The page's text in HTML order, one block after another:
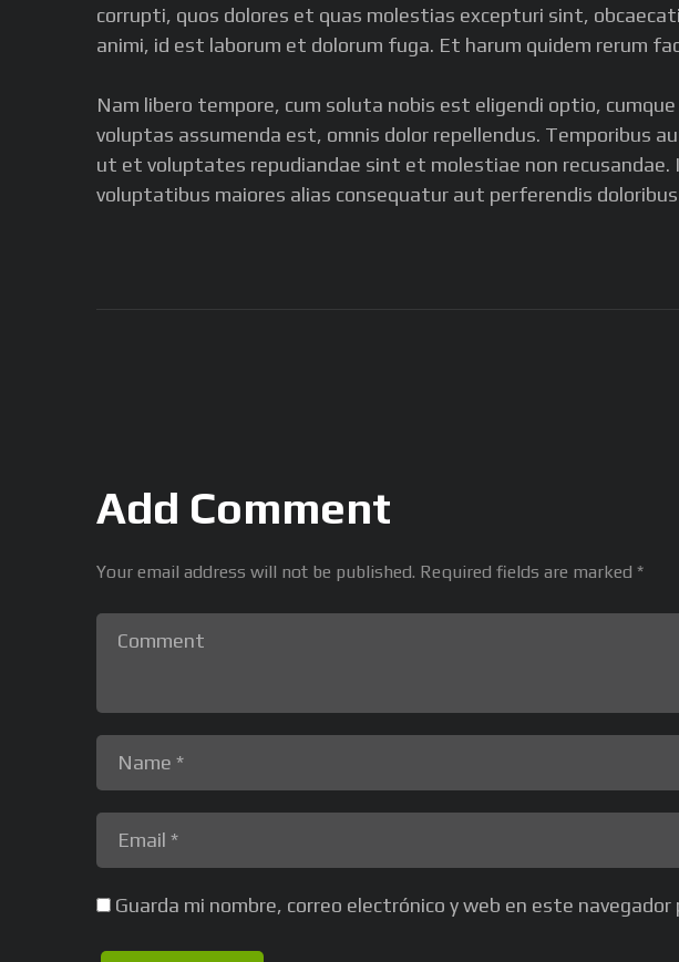
corrupti, quos dolores et quas molestias excepturi sint,
animi, id est laborum et dolorum fuga. Et harum quidem rerum
Nam libero tempore, cum soluta nobis est eligendi optio,
voluptas assumenda est, omnis dolor repellendus. Temporibus
ut et voluptates repudiandae sint et molestiae non
voluptatibus maiores alias consequatur aut perferendis
Add Comment
Your email address will not be published. Required fields are marked *
Guarda mi nombre, correo electrónico y web en este